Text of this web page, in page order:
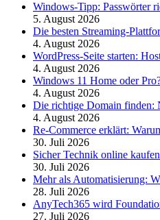
Windows-Tipp: Passwörter
5. August 2026
Die besten Streaming-
4. August 2026
WordPress-Seite starten:
4. August 2026
Windows 11 Home oder
4. August 2026
Die richtige Domain finden:
4. August 2026
Re-Commerce erklärt:
30. Juli 2026
Sicher Technik online
30. Juli 2026
Mehr als Automatisierung:
28. Juli 2026
AnyTech365 wird
27. Juli 2026